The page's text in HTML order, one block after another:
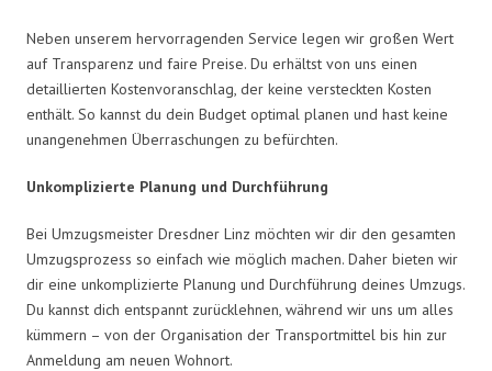
Neben unserem hervorragenden Service legen wir großen Wert
auf Transparenz und faire Preise. Du erhältst von uns einen
detaillierten Kostenvoranschlag, der keine versteckten Kosten
enthält. So kannst du dein Budget optimal planen und hast keine
unangenehmen Überraschungen zu befürchten.
Unkomplizierte Planung und Durchführung
Bei Umzugsmeister Dresdner Linz möchten wir dir den gesamten
Umzugsprozess so einfach wie möglich machen. Daher bieten wir
dir eine unkomplizierte Planung und Durchführung deines Umzugs.
Du kannst dich entspannt zurücklehnen, während wir uns um alles
kümmern – von der Organisation der Transportmittel bis hin zur
Anmeldung am neuen Wohnort.